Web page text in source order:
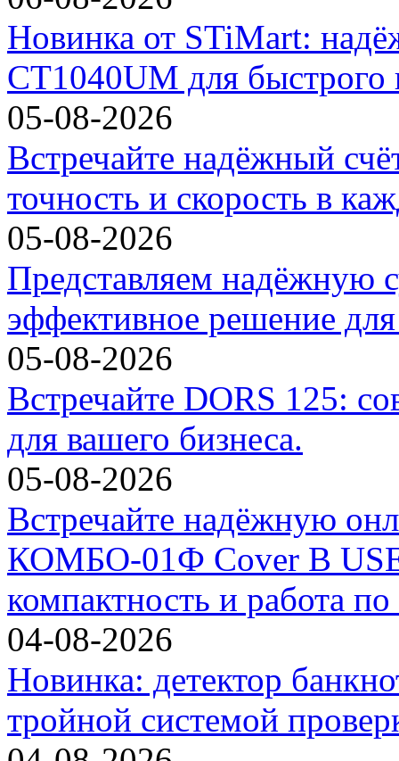
Новинка от STiMart:
CT1040UM для быстрого
05-08-2026
Встречайте надёжный
точность и скорость в
05-08-2026
Представляем
эффективное решение
05-08-2026
Встречайте DORS 125:
для вашего бизнеса.
05-08-2026
Встречайте надёжную
КОМБО-01Ф Cover B
компактность и работа
04-08-2026
Новинка: детектор
тройной системой